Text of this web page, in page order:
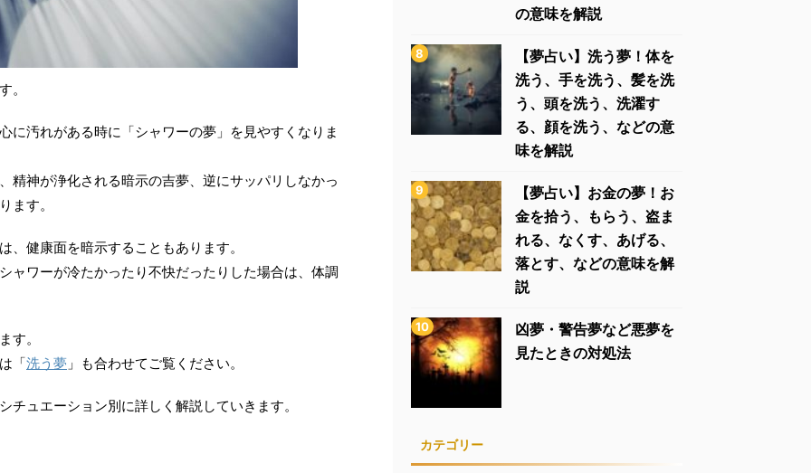
。
に汚れがある時に「シャワーの夢」を見やすくなりま
精神が浄化される暗示の吉夢、逆にサッパリしなかっ
ます。
、健康面を暗示することもあります。
ャワーが冷たかったり不快だったりした場合は、体調
す。
「洗う夢 」も合わせてご覧ください。
チュエーション別に詳しく解説していきます。
の意味を解説
【夢占い】洗う夢！体を
洗う、手を洗う、髪を洗
う、頭を洗う、洗濯す
る、顔を洗う、などの意
味を解説
【夢占い】お金の夢！お
金を拾う、もらう、盗ま
れる、なくす、あげる、
落とす、などの意味を解
説
凶夢・警告夢など悪夢を
見たときの対処法
カテゴリー